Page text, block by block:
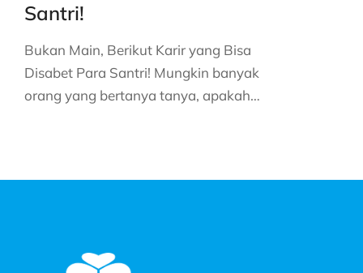
Santri!
Bukan Main, Berikut Karir yang Bisa
Disabet Para Santri! Mungkin banyak
orang yang bertanya tanya, apakah…